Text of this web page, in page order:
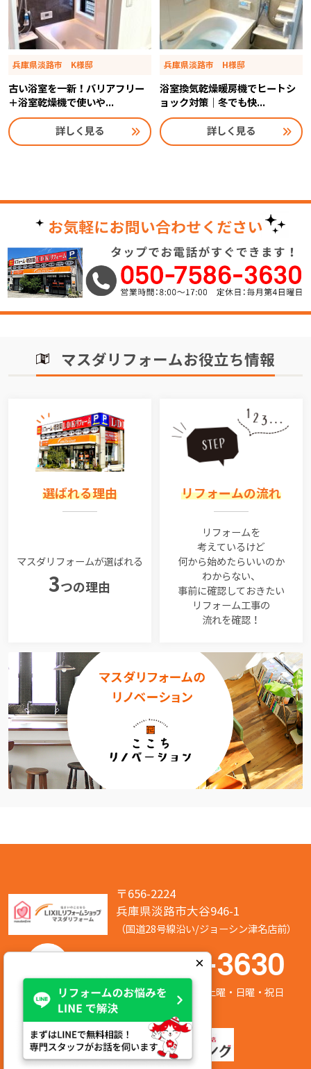
兵庫県淡路市 K様邸
古い浴室を一新！バリアフリー
＋浴室乾燥機で使いや...
詳しく見る
兵庫県淡路市 H様邸
浴室換気乾燥暖房機でヒートシ
ョック対策｜冬でも快...
詳しく見る
マスダリフォームお役立ち情報
選ばれる理由
マスダリフォームが選ばれる
3つの理由
リフォームの流れ
リフォームを
考えているけど
何から始めたらいいのか
わからない、
事前に確認しておきたい
リフォーム工事の
流れを確認！
〒656-2224
兵庫県淡路市大谷946-1
（国道28号線沿い/ジョーシン津名店前）
050-7586-3630
営業時間:8:00～17:00 定休日:第2/第4土曜・日曜・祝日
×